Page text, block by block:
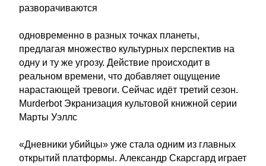
разворачиваются
одновременно в разных точках планеты,
предлагая множество культурных перспектив на
одну и ту же угрозу. Действие происходит в
реальном времени, что добавляет ощущение
нарастающей тревоги. Сейчас идёт третий сезон.
Murderbot Экранизация культовой книжной серии
Марты Уэллс
«Дневники убийцы» уже стала одним из главных
открытий платформы. Александр Скарсгард играет